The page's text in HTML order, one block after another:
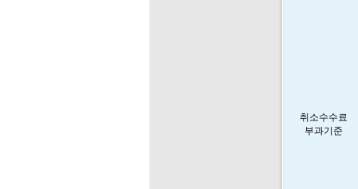
취소수수료
부과기준